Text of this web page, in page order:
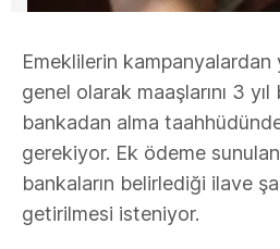
Emeklilerin
genel olarak maaşlarını 3
bankadan alma
gerekiyor. Ek ödeme
bankaların belirlediği ilave
getirilmesi isteniyor.